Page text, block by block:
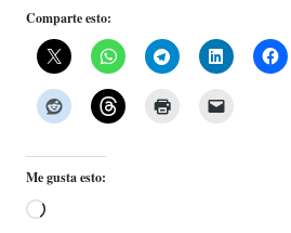
Comparte esto:
Me gusta esto:
Cargando...